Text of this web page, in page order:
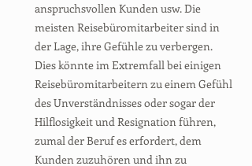
anspruchsvollen Kunden usw. Die
meisten Reisebüromitarbeiter sind in
der Lage, ihre Gefühle zu verbergen.
Dies könnte im Extremfall bei einigen
Reisebüromitarbeitern zu einem Gefühl
des Unverständnisses oder sogar der
Hilflosigkeit und Resignation führen,
zumal der Beruf es erfordert, dem
Kunden zuzuhören und ihn zu